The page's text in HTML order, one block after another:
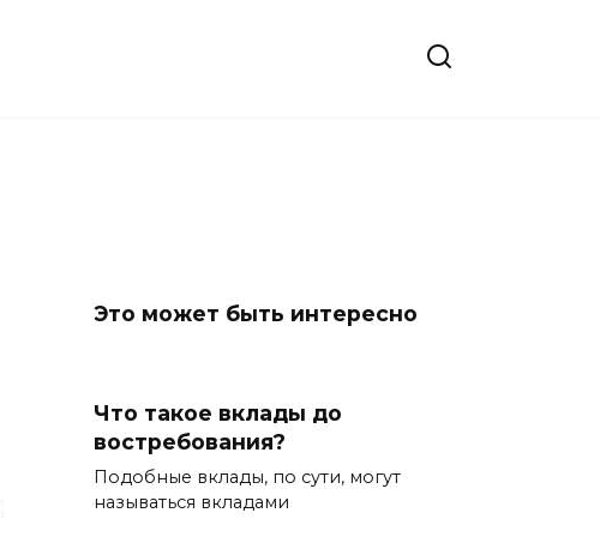
Это может быть интересно
Что такое вклады до
востребования?
Подобные вклады, по сути, могут
называться вкладами